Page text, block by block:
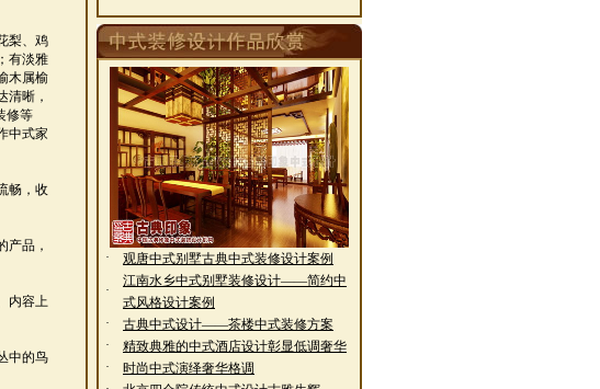
梨、鸡
有淡雅
木属榆
清晰，
修等
中式家
畅，收
产品，
内容上
中的鸟
· 观唐中式别墅古典中式装修设计案例
·
江南水乡中式别墅装修设计——简约中
式风格设计案例
·
古典中式设计——茶楼中式装修方案
·
精致典雅的中式酒店设计彰显低调奢华
·
时尚中式演绎奢华格调